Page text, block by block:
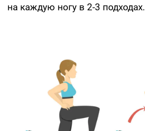
на каждую ногу в 2-3 подходах.